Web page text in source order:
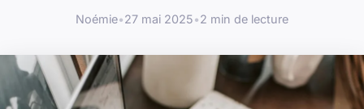
Noémie•27 mai 2025•2 min de lecture